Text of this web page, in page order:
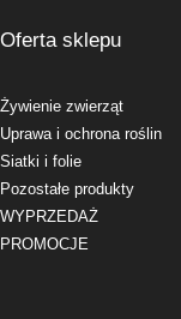
Oferta sklepu
Żywienie zwierząt
Uprawa i ochrona roślin
Siatki i folie
Pozostałe produkty
WYPRZEDAŻ
PROMOCJE